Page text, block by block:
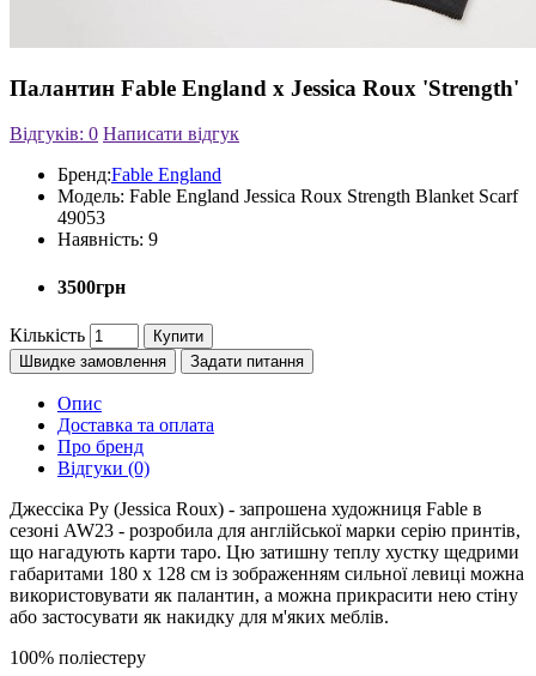
Палантин Fable England x Jessica Roux 'Strength'
Відгуків: 0 Написати відгук
Бренд:Fable England
Модель: Fable England Jessica Roux Strength Blanket Scarf
49053
Наявність: 9
3500грн
Кількість
Купити
Швидке замовлення
Задати питання
Опис
Доставка та оплата
Про бренд
Відгуки (0)
Джессіка Ру (Jessica Roux) - запрошена художниця Fable в
сезоні AW23 - розробила для англійської марки серію принтів,
що нагадують карти таро. Цю затишну теплу хустку щедрими
габаритами 180 x 128 см із зображенням сильної левиці можна
використовувати як палантин, а можна прикрасити нею стіну
або застосувати як накидку для м'яких меблів.
100% поліестеру